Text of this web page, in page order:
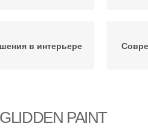
в интерьере
PAINT